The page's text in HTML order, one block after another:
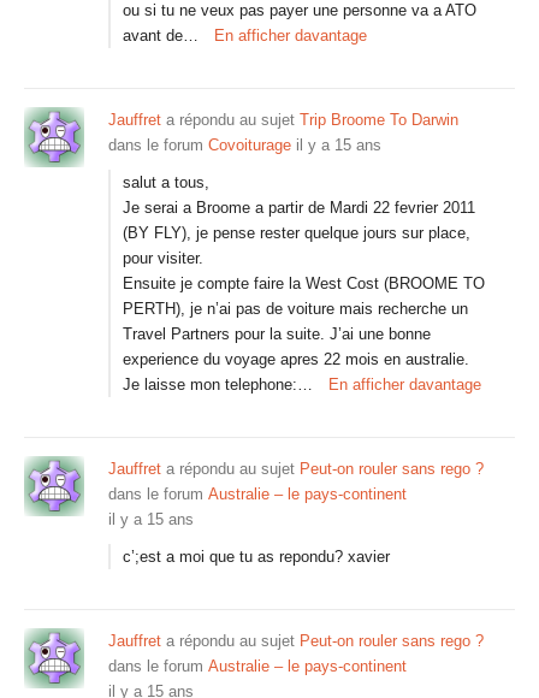
ou si tu ne veux pas payer une personne va a ATO
avant de…
En afficher davantage
Jauffret a répondu au sujet Trip Broome To Darwin
dans le forum Covoiturage il y a 15 ans
salut a tous,
Je serai a Broome a partir de Mardi 22 fevrier 2011
(BY FLY), je pense rester quelque jours sur place,
pour visiter.
Ensuite je compte faire la West Cost (BROOME TO
PERTH), je n’ai pas de voiture mais recherche un
Travel Partners pour la suite. J’ai une bonne
experience du voyage apres 22 mois en australie.
Je laisse mon telephone:…
En afficher davantage
Jauffret a répondu au sujet Peut-on rouler sans rego ?
dans le forum Australie – le pays-continent
il y a 15 ans
c’;est a moi que tu as repondu? xavier
Jauffret a répondu au sujet Peut-on rouler sans rego ?
dans le forum Australie – le pays-continent
il y a 15 ans